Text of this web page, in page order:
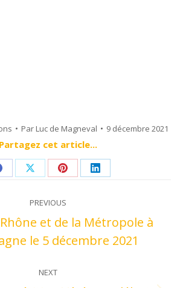
Par Luc de Magneval 9 décembre 2021
Partagez cet article...
Share Share Share
PREVIOUS
Previous
post:
et de la Métropole à
le 5 décembre 2021
NEXT